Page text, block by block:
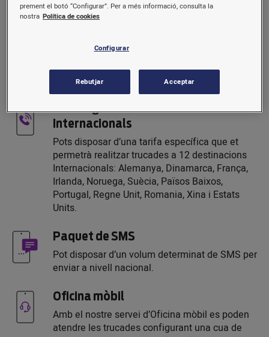
curts per comunicar-se entre els mòbils com si
fossin extensions interiors.
Desviament de trucades
Desviament de trucades d’un número mòbil a un
altre número o bé a un fix.
Minuts gratuïts a 12 destinacions
Internacionals
Pots disposar d’una tarifa específica que et
permetrà realitzar trucades a 12 destinacions
Internacionals: Alemanya, Dinamarca, França,
Irlanda, Noruega, Suècia, Països Baixos,
Portugal, Regne Unit, Romania, Xina i Estats
Units.
Paquet de SMS
Pot disposar d’un volum determinat de SMS per
enviar a nivell nacional.
Oficina mòbil
Amb el nostre servei d’Oficina mòbil es poden
atendre les trucades configurant una cua de
prement el botó “Configurar”. Per a més informació, consulta la
nostra Política de cookies
Configurar
Rebutjar Acceptar